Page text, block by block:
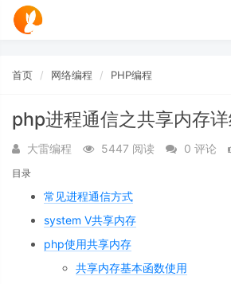
首页 网络编程 PHP编程
php进程通信之共享内存
大雷编程 5447 阅读 0 评论
目录
常见进程通信方式
system V共享内存
php使用共享内存
共享内存基本函数使用